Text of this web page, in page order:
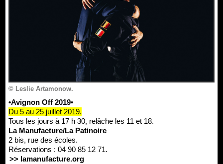
© Leslie Artamonow.
•Avignon Off 2019•
Du 5 au 25 juillet 2019.
Tous les jours à 17 h 30, relâche les 11 et 18.
La Manufacture/La Patinoire
2 bis, rue des écoles.
Réservations : 04 90 85 12 71.
>> lamanufacture.org